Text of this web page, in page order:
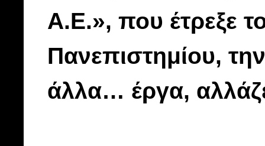
Α.Ε.», που έτρεξε
Πανεπιστημίου,
άλλα… έργα,